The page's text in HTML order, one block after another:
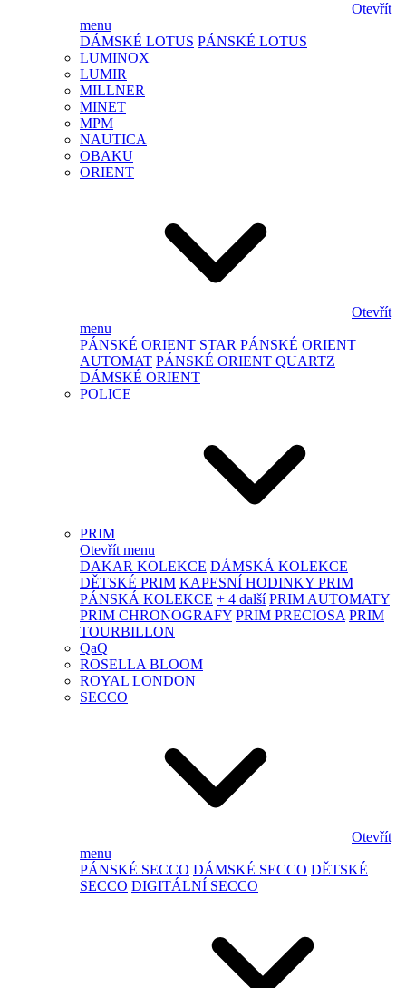
Otevřít
menu
DÁMSKÉ LOTUS PÁNSKÉ LOTUS
LUMINOX
LUMIR
MILLNER
MINET
MPM
NAUTICA
OBAKU
ORIENT
Otevřít
menu
PÁNSKÉ ORIENT STAR PÁNSKÉ ORIENT
AUTOMAT PÁNSKÉ ORIENT QUARTZ
DÁMSKÉ ORIENT
POLICE
PRIM
Otevřít menu
DAKAR KOLEKCE DÁMSKÁ KOLEKCE
DĚTSKÉ PRIM KAPESNÍ HODINKY PRIM
PÁNSKÁ KOLEKCE + 4 další PRIM AUTOMATY
PRIM CHRONOGRAFY PRIM PRECIOSA PRIM
TOURBILLON
QaQ
ROSELLA BLOOM
ROYAL LONDON
SECCO
Otevřít
menu
PÁNSKÉ SECCO DÁMSKÉ SECCO DĚTSKÉ
SECCO DIGITÁLNÍ SECCO